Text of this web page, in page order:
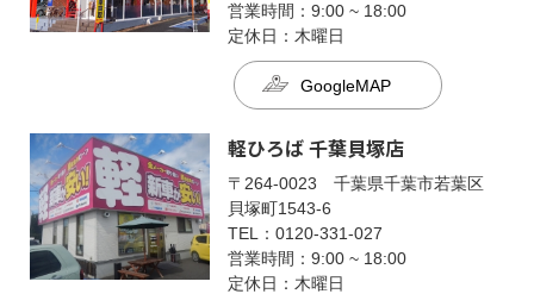
営業時間：9:00 ~ 18:00
定休日：木曜日
GoogleMAP
軽ひろば 千葉貝塚店
〒264-0023 千葉県千葉市若葉区
貝塚町1543-6
TEL：0120-331-027
営業時間：9:00 ~ 18:00
定休日：木曜日